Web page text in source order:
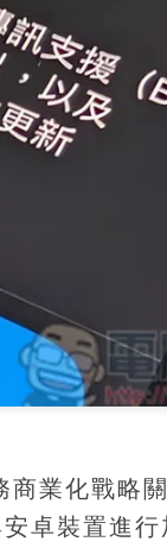
業化戰略
卓裝置進行